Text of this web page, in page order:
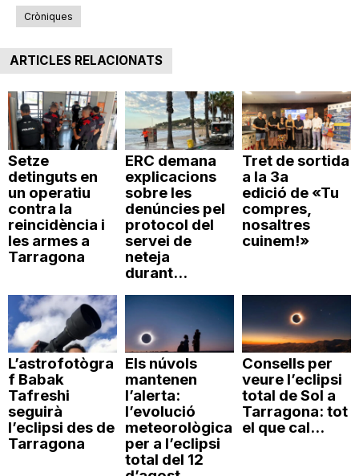
Cròniques
ARTICLES RELACIONATS
Setze
detinguts en
un operatiu
contra la
reincidència i
les armes a
Tarragona
ERC demana
explicacions
sobre les
denúncies pel
protocol del
servei de
neteja
durant...
Tret de sortida
a la 3a
edició de «Tu
compres,
nosaltres
cuinem!»
L’astrofotògra
f Babak
Tafreshi
seguirà
l’eclipsi des de
Tarragona
Els núvols
mantenen
l’alerta:
l’evolució
meteorològica
per a l’eclipsi
total del 12
Consells per
veure l’eclipsi
total de Sol a
Tarragona: tot
el que cal...